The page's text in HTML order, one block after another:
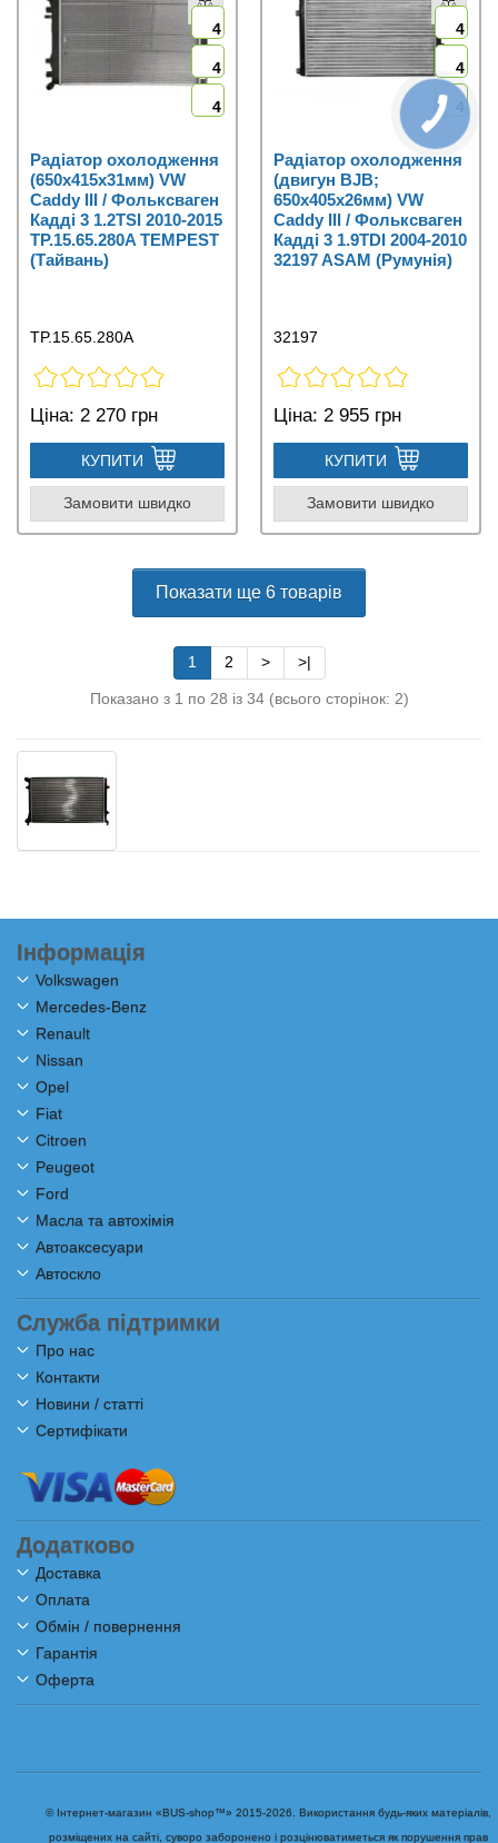
4
4
4
Радіатор охолодження
(650x415x31мм) VW
Caddy III / Фольксваген
Кадді 3 1.2TSI 2010-2015
TP.15.65.280A TEMPEST
(Тайвань)
TP.15.65.280A
Ціна: 2 270 грн
КУПИТИ
Замовити швидко
4
4
Радіатор охолодження
(двигун BJB;
650x405x26мм) VW
Caddy III / Фольксваген
Кадді 3 1.9TDI 2004-2010
32197 ASAM (Румунія)
32197
Ціна: 2 955 грн
КУПИТИ
Замовити швидко
Показати ще 6 товарів
1 2 > >|
Показано з 1 по 28 із 34 (всього сторінок: 2)
Інформація
Volkswagen
Mercedes-Benz
Renault
Nissan
Opel
Fiat
Citroen
Peugeot
Ford
Масла та автохімія
Автоаксесуари
Автоскло
Служба підтримки
Про нас
Контакти
Новини / статті
Сертифікати
Додатково
Доставка
Оплата
Обмін / повернення
Гарантія
Оферта
© Інтернет-магазин «BUS-shop™» 2015-2026. Використання будь-яких матеріалів,
розміщених на сайті, суворо заборонено і розцінюватиметься як порушення прав